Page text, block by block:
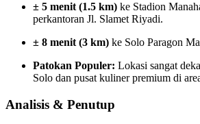
± 5 menit (1.5 km) ke Stadion
perkantoran Jl. Slamet Riyadi.
± 8 menit (3 km) ke Solo Paragon
Patokan Populer: Lokasi sangat
Solo dan pusat kuliner premium di
Analisis & Penutup